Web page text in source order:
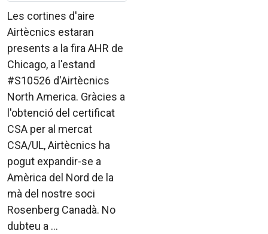
Les cortines d'aire
Airtècnics estaran
presents a la fira AHR de
Chicago, a l'estand
#S10526 d'Airtècnics
North America. Gràcies a
l'obtenció del certificat
CSA per al mercat
CSA/UL, Airtècnics ha
pogut expandir-se a
Amèrica del Nord de la
mà del nostre soci
Rosenberg Canadà. No
dubteu a ...